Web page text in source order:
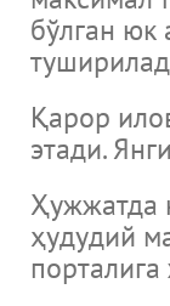
бўлган юк
Қарор
этади.
Ҳужжатда
ҳудудий
новости